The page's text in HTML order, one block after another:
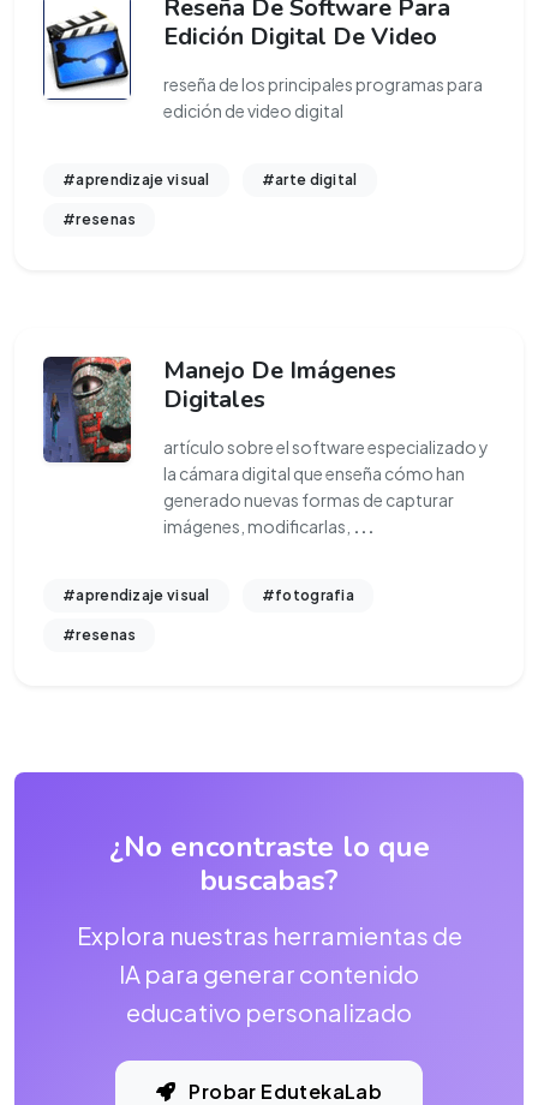
Reseña De Software Para
Edición Digital De Video
reseña de los principales programas para
edición de video digital
#aprendizaje visual #arte digital
#resenas
Manejo De Imágenes
Digitales
artículo sobre el software especializado y
la cámara digital que enseña cómo han
generado nuevas formas de capturar
imágenes, modificarlas, ...
#aprendizaje visual #fotografia
#resenas
¿No encontraste lo que
buscabas?
Explora nuestras herramientas de
IA para generar contenido
educativo personalizado
Probar EdutekaLab